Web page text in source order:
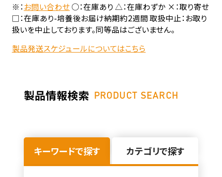
※：お問い合わせ○：在庫あり △：在庫わずか ×：取り寄せ
□：在庫あり-培養後お届け納期約2週間 取扱中止：お取り
扱いを中止しております。同等品はございません。
製品発送スケジュールについてはこちら
製品情報検索 PRODUCT SEARCH
キーワードで探す カテゴリで探す